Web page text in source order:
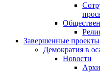
Завершенные проекты
Демократия в
Новости